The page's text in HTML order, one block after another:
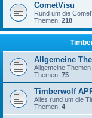
CometVisu
Rund um die
Themen: 218
Allgemeine
Allgemeine
Themen: 75
Timberwolf
Alles rund um die
Themen: 4